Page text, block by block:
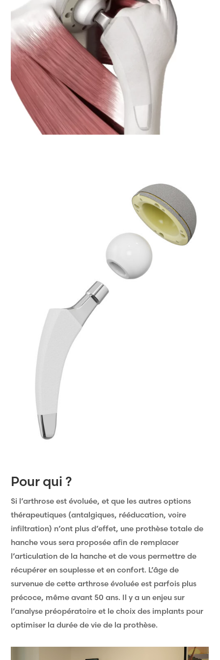
Pour qui ?
Si l’arthrose est évoluée, et que les autres options
thérapeutiques (antalgiques, rééducation, voire
infiltration) n’ont plus d’effet, une prothèse totale de
hanche vous sera proposée afin de remplacer
l’articulation de la hanche et de vous permettre de
récupérer en souplesse et en confort. L’âge de
survenue de cette arthrose évoluée est parfois plus
précoce, même avant 50 ans. Il y a un enjeu sur
l’analyse préopératoire et le choix des implants pour
optimiser la durée de vie de la prothèse.